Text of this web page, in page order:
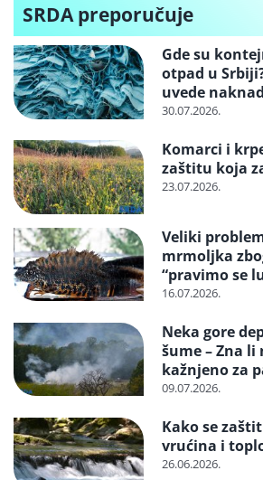
SRDA preporučuje
Gde su
otpad u
uvede
reciklažu i
30.07.2026.
Komarci i
zaštitu koja
23.07.2026.
Veliki
mrmoljka
“pravimo se
reagovati i
16.07.2026.
Neka gore
šume – Zna
kažnjeno za
otvorenom
09.07.2026.
Kako se
vrućina i
26.06.2026.